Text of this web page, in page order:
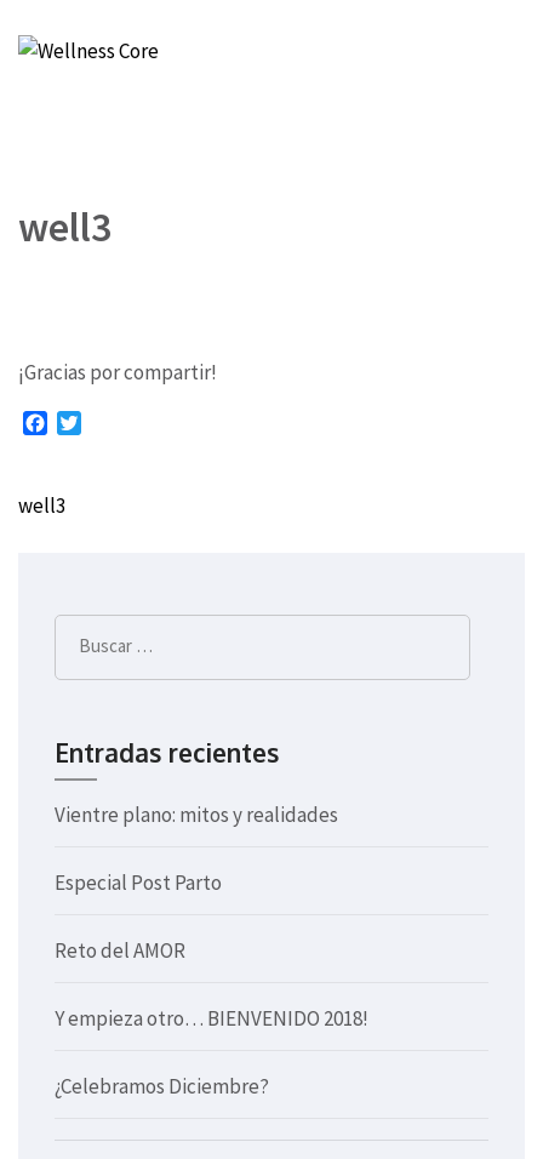
well3
¡Gracias por compartir!
Facebook
well3
Buscar:
Entradas recientes
Vientre plano: mitos y realidades
Especial Post Parto
Reto del AMOR
Y empieza otro… BIENVENIDO 2018!
¿Celebramos Diciembre?